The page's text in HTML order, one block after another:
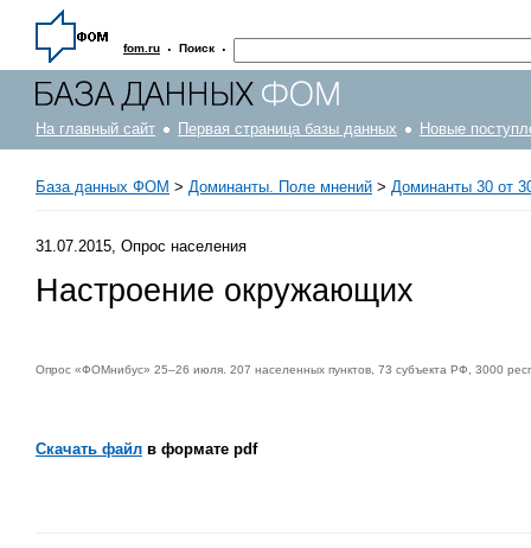
fom.ru · Поиск ·
На главный сайт Первая страница базы данных Новые
База данных ФОМ > Доминанты. Поле мнений > Доминанты 30 от
31.07.2015, Опрос населения
Настроение окружающих
Опрос «ФОМнибус» 25–26 июля. 207 населенных пунктов, 73 субъекта РФ, 3000
Скачать файл в формате pdf